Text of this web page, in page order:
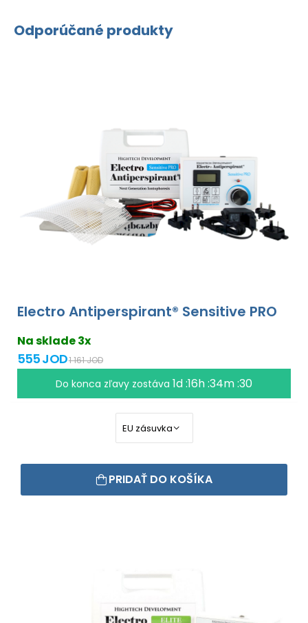
Odporúčané produkty
Electro Antiperspirant® Sensitive PRO
Na sklade 3x
555 JOD1 161 JOD
Do konca zľavy zostáva 1d :16h :34m :30
PRIDAŤ DO KOŠÍKA